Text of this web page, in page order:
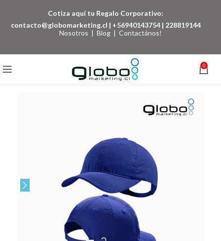
Cotiza aquí tu Regalo Corporativo:
contacto@globomarketing.cl | +56940143754 | 228819144
Nosotros | Blog | Contactános!
0